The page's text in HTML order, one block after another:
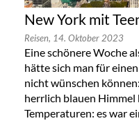
New York mit
Reisen, 14. Oktober 2023
Eine schönere Woche
hätte sich man für
nicht wünschen
herrlich blauen
Temperaturen: es war